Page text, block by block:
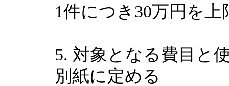
1件につき30万円を
5. 対象となる費目と
別紙に定める